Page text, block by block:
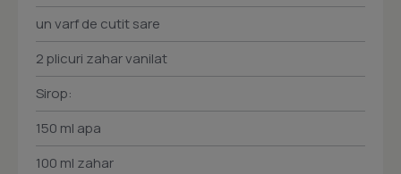
un varf de cutit sare
2 plicuri zahar vanilat
Sirop:
150 ml apa
100 ml zahar